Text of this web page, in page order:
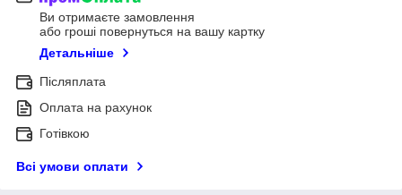
Ви отримаєте замовлення
або гроші повернуться на вашу картку
Детальніше
Післяплата
Оплата на рахунок
Готівкою
Всі умови оплати